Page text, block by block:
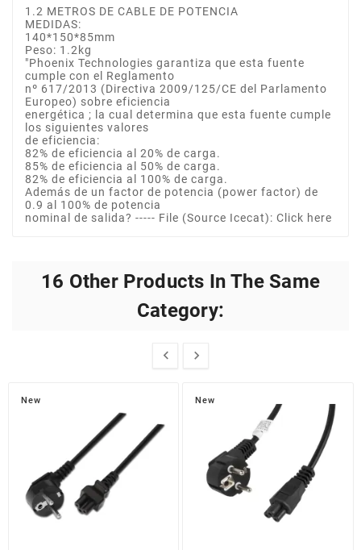
1.2 METROS DE CABLE DE POTENCIA
MEDIDAS:
140*150*85mm
Peso: 1.2kg
"Phoenix Technologies garantiza que esta fuente
cumple con el Reglamento
nº 617/2013 (Directiva 2009/125/CE del Parlamento
Europeo) sobre eficiencia
energética ; la cual determina que esta fuente cumple
los siguientes valores
de eficiencia:
82% de eficiencia al 20% de carga.
85% de eficiencia al 50% de carga.
82% de eficiencia al 100% de carga.
Además de un factor de potencia (power factor) de
0.9 al 100% de potencia
nominal de salida? ----- File (Source Icecat): Click here
16 Other Products In The Same
Category:
 
New New